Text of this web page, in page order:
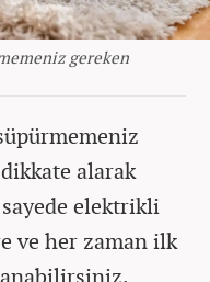
gereken
alarak
elektrikli
ve her zaman ilk